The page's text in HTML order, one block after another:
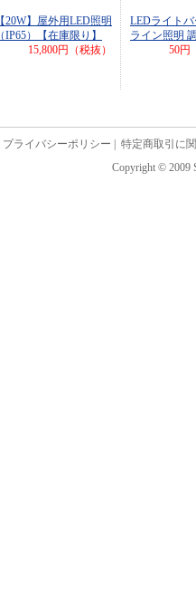
【20W】屋外用LED照明
（IP65）【在庫限り】
15,800円（税抜）
LEDライト
ライン照明
50円
プライバシーポリシー
特定商取引に
Copyright © 2009